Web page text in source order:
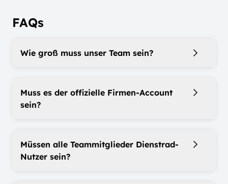
FAQs
Wie groß muss unser Team sein?
Muss es der offizielle Firmen-Account
sein?
Müssen alle Teammitglieder Dienstrad-
Nutzer sein?